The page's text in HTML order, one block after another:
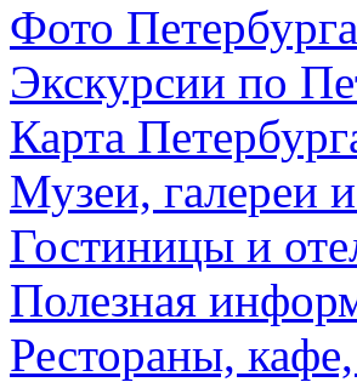
Фото Петербурга
Экскурсии по
Карта
Музеи, галереи
Гостиницы и
Полезная
Рестораны,